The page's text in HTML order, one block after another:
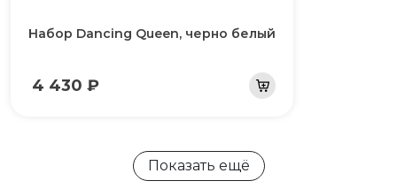
Набор Dancing Queen, черно белый
4 430 ₽
Показать ещё